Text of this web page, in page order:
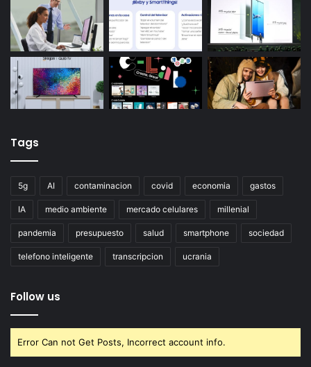
Tags
5g AI contaminacion covid economia gastos
IA medio ambiente mercado celulares millenial
pandemia presupuesto salud smartphone sociedad
telefono inteligente transcripcion ucrania
Follow us
Error Can not Get Posts, Incorrect account info.